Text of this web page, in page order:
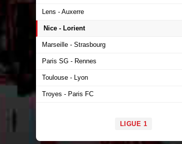
Lens - Auxerre
Nice - Lorient
Marseille - Strasbourg
Paris SG - Rennes
Toulouse - Lyon
Troyes - Paris FC
LIGUE 1